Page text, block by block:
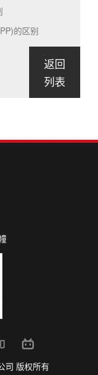
的区别
返回
列表
司 版权所有